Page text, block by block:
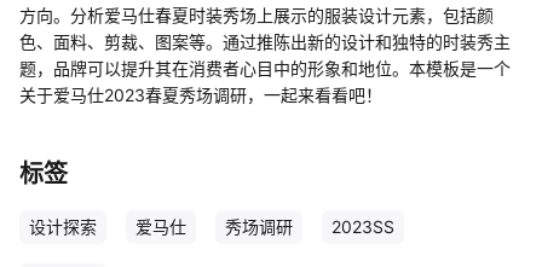
方向。分析爱马仕春夏时装秀场上展示的服装设计元素，包括颜
色、面料、剪裁、图案等。通过推陈出新的设计和独特的时装秀主
题，品牌可以提升其在消费者心目中的形象和地位。本模板是一个
关于爱马仕2023春夏秀场调研，一起来看看吧！
标签
设计探索 爱马仕 秀场调研 2023SS